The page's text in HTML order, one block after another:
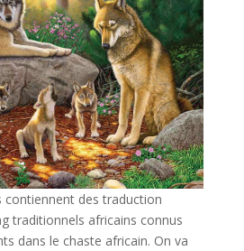
contiennent des traduction
traditionnels africains connus
dans le chaste africain. On va